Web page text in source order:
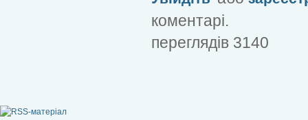
коментарі.
переглядів 3140